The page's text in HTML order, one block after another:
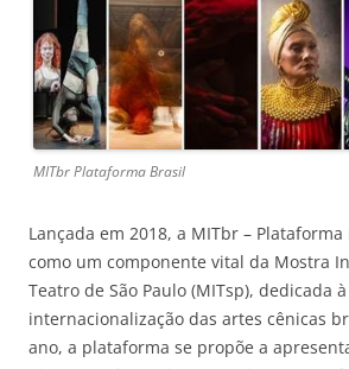
MITbr Plataforma Brasil
Lançada em 2018, a MITbr –
como um componente vital da Mostra
Teatro de São Paulo (MITsp), dedicada
internacionalização das artes cênicas
ano, a plataforma se propõe a